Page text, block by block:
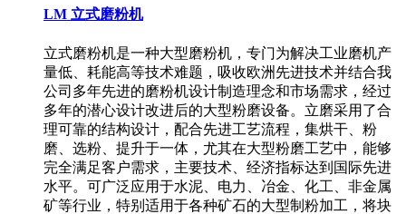
LM 立式磨粉机
立式磨粉机是一种大型磨粉机，专门为解决工业磨机产
量低、耗能高等技术难题，吸收欧洲先进技术并结合我
公司多年先进的磨粉机设计制造理念和市场需求，经过
多年的潜心设计改进后的大型粉磨设备。立磨采用了合
理可靠的结构设计，配合先进工艺流程，集烘干、粉
磨、选粉、提升于一体，尤其在大型粉磨工艺中，能够
完全满足客户需求，主要技术、经济指标达到国际先进
水平。可广泛应用于水泥、电力、冶金、化工、非金属
矿等行业，特别适用于各种矿石的大型制粉加工，将块